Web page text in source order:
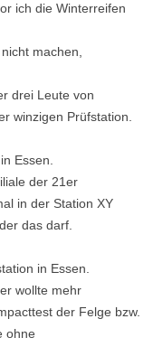
ich die Winterreifen
machen,
drei Leute von
winzigen Prüfstation.
Essen.
der 21er
in der Station XY
das darf.
in Essen.
wollte mehr
der Felge bzw.
ohne